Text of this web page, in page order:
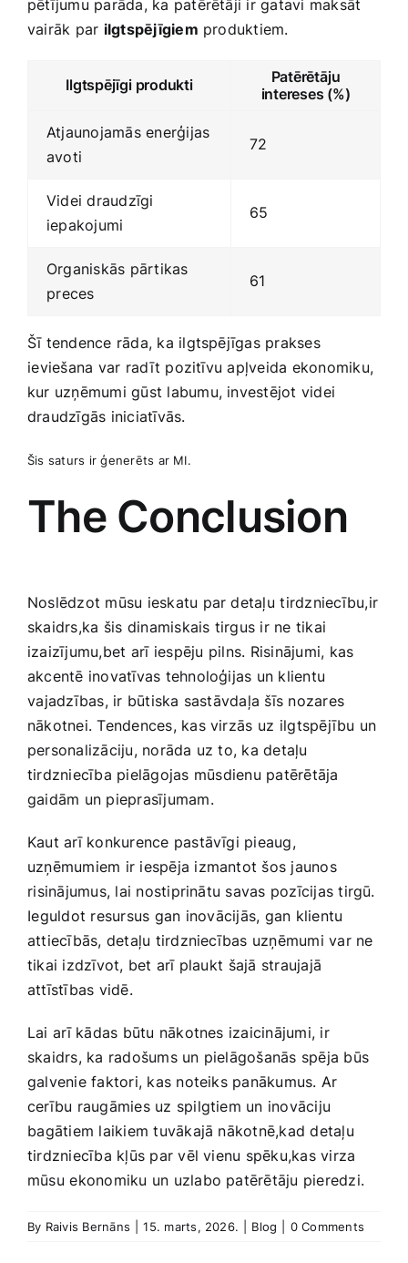
pētījumu parāda, ka patērētāji ir gatavi maksāt
vairāk par ilgtspējīgiem produktiem.
Ilgtspējīgi produkti
Patērētāju
intereses⁢ (%)
Atjaunojamās enerģijas
avoti
72
Videi draudzīgi
iepakojumi
65
Organiskās ‌pārtikas
⁢preces
61
Šī‍ tendence rāda, ka ilgtspējīgas prakses
⁢ieviešana ⁣var radīt pozitīvu apļveida ekonomiku,
kur uzņēmumi gūst‍ labumu, investējot videi
draudzīgās iniciatīvās.
Šis saturs ir ​ģenerēts ar MI.
The Conclusion
Noslēdzot mūsu ieskatu par detaļu ⁤tirdzniecību,ir
skaidrs,ka ⁤šis dinamiskais tirgus ir ne tikai
izaizījumu,bet arī⁤ iespēju ⁣pilns. Risinājumi, kas
akcentē inovatīvas tehnoloģijas ‌un ‍klientu
⁣vajadzības, ir būtiska‌ sastāvdaļa šīs nozares
nākotnei. Tendences,‍ kas virzās⁢ uz⁤ ilgtspējību un‍
personalizāciju,‍ norāda uz to, ka‌ detaļu
tirdzniecība pielāgojas⁣ mūsdienu patērētāja
gaidām un pieprasījumam.
Kaut arī konkurence pastāvīgi pieaug,
uzņēmumiem ir iespēja izmantot šos ‌jaunos
⁢risinājumus, lai nostiprinātu savas pozīcijas tirgū.
⁢Ieguldot resursus gan ⁢inovācijās, gan klientu
attiecībās, detaļu tirdzniecības uzņēmumi ​var ne
tikai izdzīvot, bet arī plaukt⁢ šajā straujajā
attīstības vidē.
Lai⁤ arī kādas būtu nākotnes izaicinājumi, ir
skaidrs, ka radošums un pielāgošanās spēja būs
galvenie faktori, kas ‍noteiks​ panākumus. ‌Ar
cerību raugāmies uz‍ spilgtiem un inovāciju
⁤bagātiem laikiem tuvākajā nākotnē,kad detaļu‍
tirdzniecība kļūs par vēl vienu spēku,kas virza
mūsu⁣ ekonomiku un uzlabo ​patērētāju pieredzi.
By Raivis Bernāns 15. marts, 2026. Blog 0 Comments